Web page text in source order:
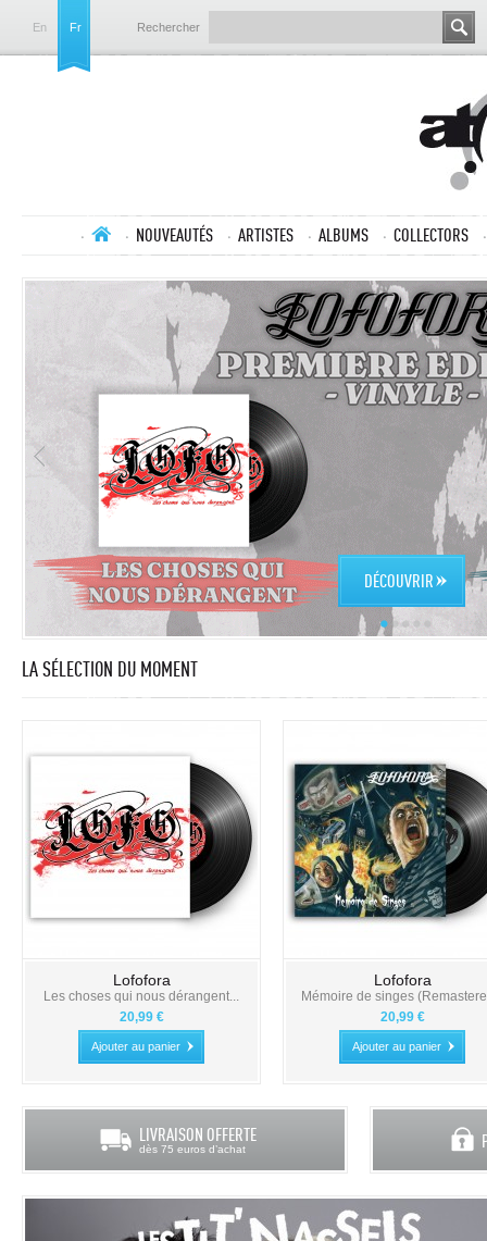
En Fr Rechercher
NOUVEAUTÉS ARTISTES ALBUMS COLLECTORS
DÉCOUVRIR
LA SÉLECTION DU MOMENT
Lofofora
Les choses qui nous dérangent...
20,99 €
Ajouter au panier
Lofofora
Mémoire de singes
20,99 €
Ajouter au panier
LIVRAISON OFFERTE
dès 75 euros d’achat